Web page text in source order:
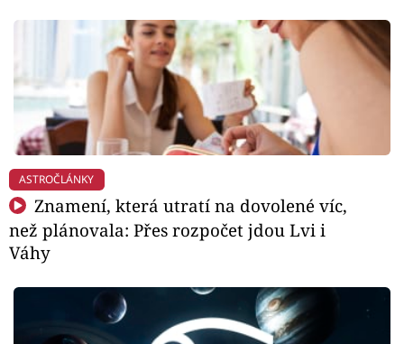
ASTROČLÁNKY
Znamení, která utratí na dovolené víc,
než plánovala: Přes rozpočet jdou Lvi i
Váhy